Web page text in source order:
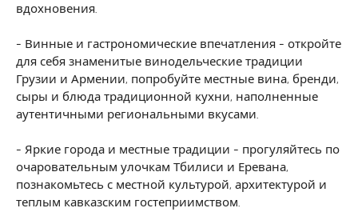
вдохновения.
- Винные и гастрономические впечатления - откройте
для себя знаменитые винодельческие традиции
Грузии и Армении, попробуйте местные вина, бренди,
сыры и блюда традиционной кухни, наполненные
аутентичными региональными вкусами.
- Яркие города и местные традиции - прогуляйтесь по
очаровательным улочкам Тбилиси и Еревана,
познакомьтесь с местной культурой, архитектурой и
теплым кавказским гостеприимством.